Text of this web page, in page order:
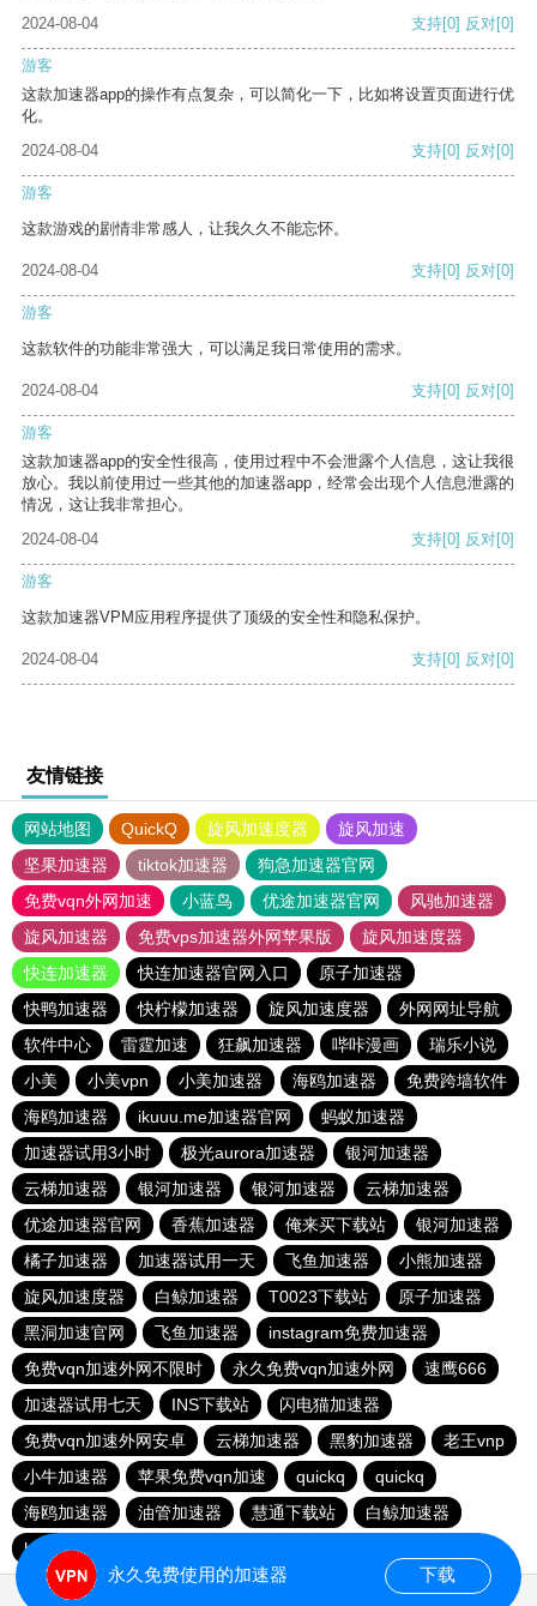
2024-08-04
支持[0] 反对[0]
游客
这款加速器app的操作有点复杂，可以简化一下，比如将设置页面进行优
化。
2024-08-04
支持[0] 反对[0]
游客
这款游戏的剧情非常感人，让我久久不能忘怀。
2024-08-04 支持[0] 反对[0]
游客
这款软件的功能非常强大，可以满足我日常使用的需求。
2024-08-04 支持[0] 反对[0]
游客
这款加速器app的安全性很高，使用过程中不会泄露个人信息，这让我很
放心。我以前使用过一些其他的加速器app，经常会出现个人信息泄露的
情况，这让我非常担心。
2024-08-04
支持[0] 反对[0]
游客
这款加速器VPM应用程序提供了顶级的安全性和隐私保护。
2024-08-04 支持[0] 反对[0]
友情链接
网站地图 QuickQ 旋风加速度器
旋风加速
坚果加速器
tiktok加速器
狗急加速器官网
免费vqn外网加速
小蓝鸟 优途加速器官网
风驰加速器
旋风加速器
免费vps加速器外网苹果版
旋风加速度器
快连加速器
快连加速器官网入口
原子加速器
快鸭加速器
快柠檬加速器 旋风加速度器
外网网址导航
软件中心
雷霆加速 狂飙加速器 哔咔漫画
瑞乐小说
小美
小美vpn 小美加速器 海鸥加速器
免费跨墙软件
海鸥加速器
ikuuu.me加速器官网
蚂蚁加速器
加速器试用3小时
极光aurora加速器
银河加速器
云梯加速器
银河加速器 银河加速器
云梯加速器
优途加速器官网
香蕉加速器 俺来买下载站
银河加速器
橘子加速器
加速器试用一天 飞鱼加速器
小熊加速器
旋风加速度器
白鲸加速器 T0023下载站
原子加速器
黑洞加速官网
飞鱼加速器
instagram免费加速器
免费vqn加速外网不限时
永久免费vqn加速外网
速鹰666
加速器试用七天
INS下载站
闪电猫加速器
免费vqn加速外网安卓
云梯加速器 黑豹加速器
老王vnp
小牛加速器
苹果免费vqn加速 quickq
quickq
海鸥加速器
油管加速器 慧通下载站
白鲸加速器
hammer加速器
永久免费使用的加速器 下载